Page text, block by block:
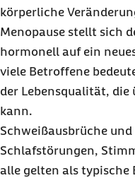
körperliche
Menopause stellt sich
hormonell auf ein
viele Betroffene
der Lebensqualität, die
kann.
Schweißausbrüche
Schlafstörungen,
alle gelten als typische